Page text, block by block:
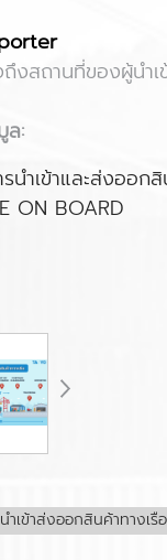
งสถานที่ของผู้นำ
ล:
นำเข้าและส่งออกสิ
ON BOARD
ำเข้าส่งออกสินค้าทางเรือ